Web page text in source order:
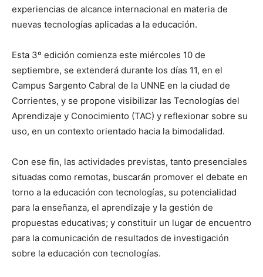
experiencias de alcance internacional en materia de
nuevas tecnologías aplicadas a la educación.
Esta 3º edición comienza este miércoles 10 de
septiembre, se extenderá durante los días 11, en el
Campus Sargento Cabral de la UNNE en la ciudad de
Corrientes, y se propone visibilizar las Tecnologías del
Aprendizaje y Conocimiento (TAC) y reflexionar sobre su
uso, en un contexto orientado hacia la bimodalidad.
Con ese fin, las actividades previstas, tanto presenciales
situadas como remotas, buscarán promover el debate en
torno a la educación con tecnologías, su potencialidad
para la enseñanza, el aprendizaje y la gestión de
propuestas educativas; y constituir un lugar de encuentro
para la comunicación de resultados de investigación
sobre la educación con tecnologías.